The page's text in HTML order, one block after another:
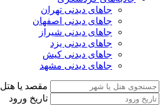
جاهای دیدنی تهران
جاهای دیدنی اصفهان
جاهای دیدنی شیراز
جاهای دیدنی یزد
جاهای دیدنی کیش
جاهای دیدنی مشهد
مقصد یا هتل
تاریخ ورود